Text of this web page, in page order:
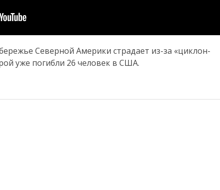
Северной Америки страдает из-за «циклон-
уже погибли 26 человек в США.